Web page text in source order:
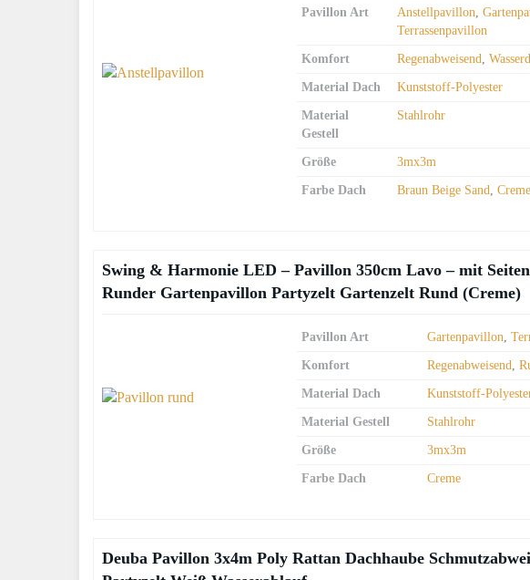
Pavillon Art Anstellpavillon,
Terrassenpavillon
Komfort Regenabweisend,
Material Dach Kunststoff-Polyester
Material
Gestell
Stahlrohr
Größe 3mx3m
Farbe Dach Braun Beige Sand,Creme
Swing & Harmonie LED – Pavillon 350cm Lavo – mit
Runder Gartenpavillon Partyzelt Gartenzelt Rund (Creme)
Pavillon Art Gartenpavillon,
Komfort Regenabweisend,
Material Dach Kunststoff-
Material Gestell Stahlrohr
Größe 3mx3m
Farbe Dach Creme
Deuba Pavillon 3x4m Poly Rattan Dachhaube